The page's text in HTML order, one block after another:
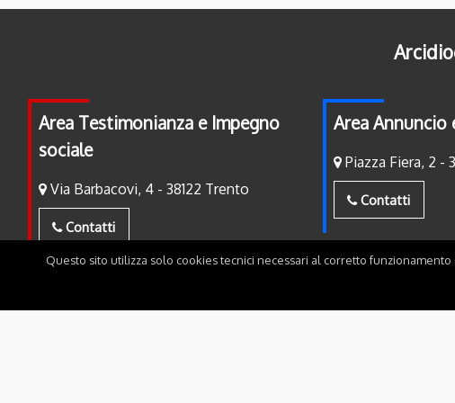
Area Testimonianza e Impegno
sociale
Via Barbacovi, 4 - 38122 Trento
Contatti
Area Annuncio
Piazza Fiera, 2 -
Contatti
Questo sito utilizza solo cookies tecnici necessari al corretto